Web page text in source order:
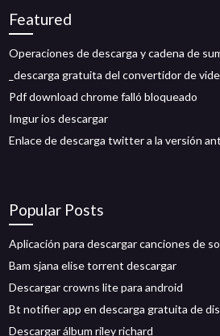
Featured
Operaciones de descarga y cadena de
_descarga gratuita del convertidor de
Pdf download chrome falló bloqueado
Imgur ios descargar
Enlace de descarga twitter a la versión
Popular Posts
Aplicación para descargar canciones de
Bam sjana elise torrent descargar
Descargar crowns lite para android
Bt notifier app en descarga gratuita de
Descargar álbum riley richard